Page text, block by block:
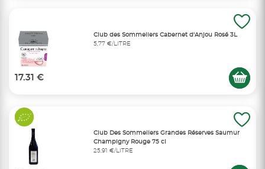
Club des Sommeliers Cabernet d'Anjou Rosé 3L
5,77 €/LITRE
17.31 €
Club Des Sommeliers Grandes Réserves Saumur
Champigny Rouge 75 cl
25,91 €/LITRE